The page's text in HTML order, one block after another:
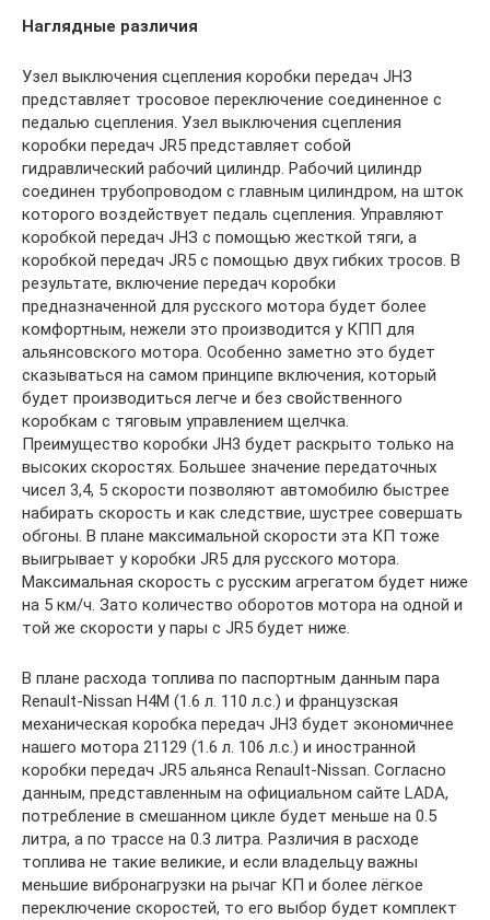
Наглядные различия
Узел выключения сцепления коробки передач JHЗ
представляет тросовое переключение соединенное с
педалью сцепления. Узел выключения сцепления
коробки передач JR5 представляет собой
гидравлический рабочий цилиндр. Рабочий цилиндр
соединен трубопроводом с главным цилиндром, на шток
которого воздействует педаль сцепления. Управляют
коробкой передач JНЗ с помощью жесткой тяги, а
коробкой передач JR5 с помощью двух гибких тросов. В
результате, включение передач коробки
предназначенной для русского мотора будет более
комфортным, нежели это производится у КПП для
альянсовского мотора. Особенно заметно это будет
сказываться на самом принципе включения, который
будет производиться легче и без свойственного
коробкам с тяговым управлением щелчка.
Преимущество коробки JH3 будет раскрыто только на
высоких скоростях. Большее значение передаточных
чисел 3,4, 5 скорости позволяют автомобилю быстрее
набирать скорость и как следствие, шустрее совершать
обгоны. В плане максимальной скорости эта КП тоже
выигрывает у коробки JR5 для русского мотора.
Максимальная скорость с русским агрегатом будет ниже
на 5 км/ч. Зато количество оборотов мотора на одной и
той же скорости у пары с JR5 будет ниже.
В плане расхода топлива по паспортным данным пара
Renault-Nissan H4M (1.6 л. 110 л.с.) и французская
механическая коробка передач JH3 будет экономичнее
нашего мотора 21129 (1.6 л. 106 л.с.) и иностранной
коробки передач JR5 альянса Renault-Nissan. Согласно
данным, представленным на официальном сайте LADA,
потребление в смешанном цикле будет меньше на 0.5
литра, а по трассе на 0.3 литра. Различия в расходе
топлива не такие великие, и если владельцу важны
меньшие вибронагрузки на рычаг КП и более лёгкое
переключение скоростей, то его выбор будет комплект